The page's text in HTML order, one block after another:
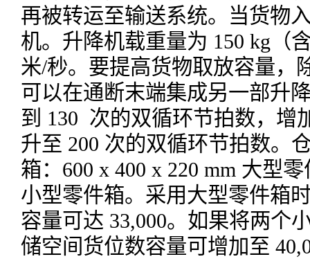
再被转运至输送系统。当货物
机。升降机载重量为 150 kg（
米/秒。要提高货物取放容量，
可以在通断末端集成另一部升
到 130 次的双循环节拍数，增
升至 200 次的双循环节拍数。
箱：600 x 400 x 220 mm 大型
小型零件箱。采用大型零件箱
容量可达 33,000。如果将两个
储空间货位数容量可增加至